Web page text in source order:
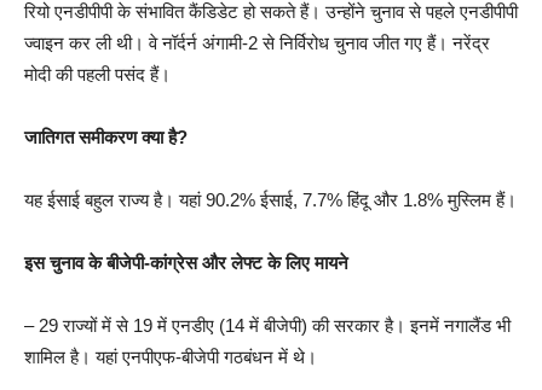
रियो एनडीपीपी के संभावित कैंडिडेट हो सकते हैं। उन्होंने चुनाव से पहले एनडीपीपी
ज्वाइन कर ली थी। वे नॉर्दर्न अंगामी-2 से निर्विरोध चुनाव जीत गए हैं। नरेंद्र
मोदी की पहली पसंद हैं।
जातिगत समीकरण क्या है?
यह ईसाई बहुल राज्य है। यहां 90.2% ईसाई, 7.7% हिंदू और 1.8% मुस्लिम हैं।
इस चुनाव के बीजेपी-कांग्रेस और लेफ्ट के लिए मायने
– 29 राज्यों में से 19 में एनडीए (14 में बीजेपी) की सरकार है। इनमें नगालैंड भी
शामिल है। यहां एनपीएफ-बीजेपी गठबंधन में थे।